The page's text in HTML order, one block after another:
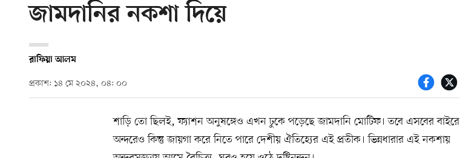
জামদানির নকশা দিয়ে
রাফিয়া আলম
প্রকাশ: ১৪ মে ২০২৪, ০৪: ০০
শাড়ি তো ছিলই, ফ্যাশন অনুষঙ্গেও এখন ঢুকে পড়েছে জামদানি মোটিফ। তবে এসবের বাইরে
অন্দরেও কিন্তু জায়গা করে নিতে পারে দেশীয় ঐতিহ্যের এই প্রতীক। ভিন্নধারার এই নকশায়